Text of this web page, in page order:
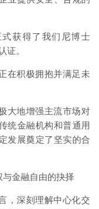
式获得了我们尼博士
证。
在积极拥抱并满足未
大地增强主流市场对
统金融机构和普通用
发展奠定了坚实的合
金融自由的抉择
，深刻理解中心化交